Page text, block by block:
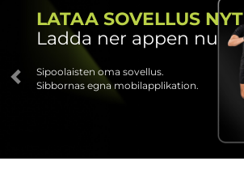
LATAA SOVELLUS NYT
Ladda ner appen nu
Sipoolaisten oma sovellus.
Sibbornas egna mobilapplikation.